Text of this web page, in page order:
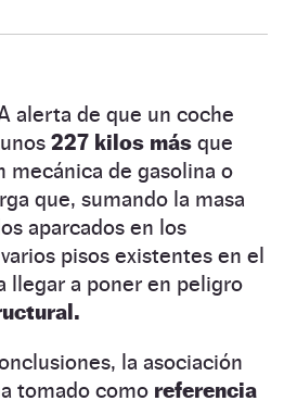
alerta de que un coche
227 kilos más que
mecánica de gasolina o
que, sumando la masa
aparcados en los
pisos existentes en el
llegar a poner en peligro
la asociación
tomado como referencia